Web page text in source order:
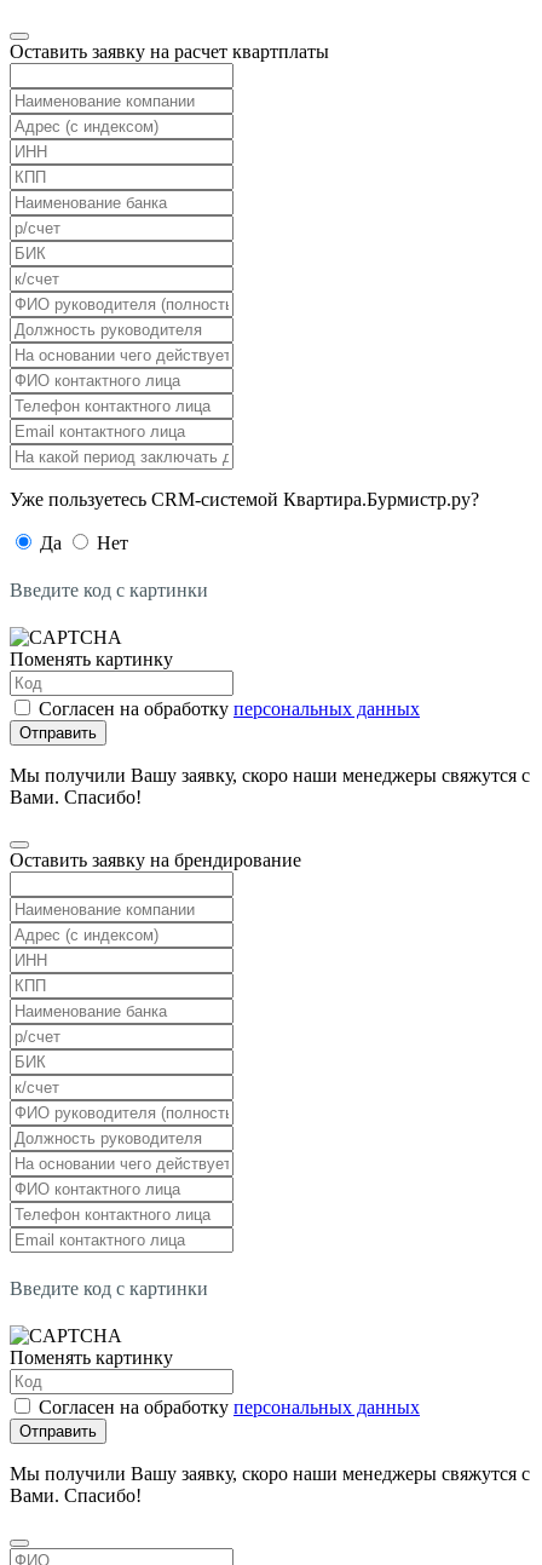
Оставить заявку на расчет квартплаты
Уже пользуетесь CRM-системой Квартира.Бурмистр.ру?
Да Нет
Введите код с картинки
Поменять картинку
Согласен на обработку персональных данных
Отправить
Мы получили Вашу заявку, скоро наши менеджеры свяжутся с
Вами. Спасибо!
Оставить заявку на брендирование
Введите код с картинки
Поменять картинку
Согласен на обработку персональных данных
Отправить
Мы получили Вашу заявку, скоро наши менеджеры свяжутся с
Вами. Спасибо!